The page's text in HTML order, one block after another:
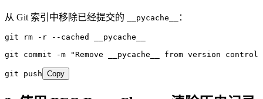
从 Git 索引中移除已经提交的 __pycache__ ：
git rm -r --cached
__pycache__
git commit -m "Remove __pycache__ from version control
git push Copy